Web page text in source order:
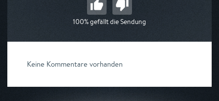
100% gefällt die Sendung
Keine Kommentare vorhanden